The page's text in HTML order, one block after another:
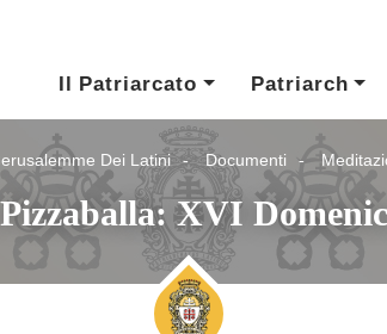
Il Patriarcato
Patriarch
Dei Latini Documenti
XVI